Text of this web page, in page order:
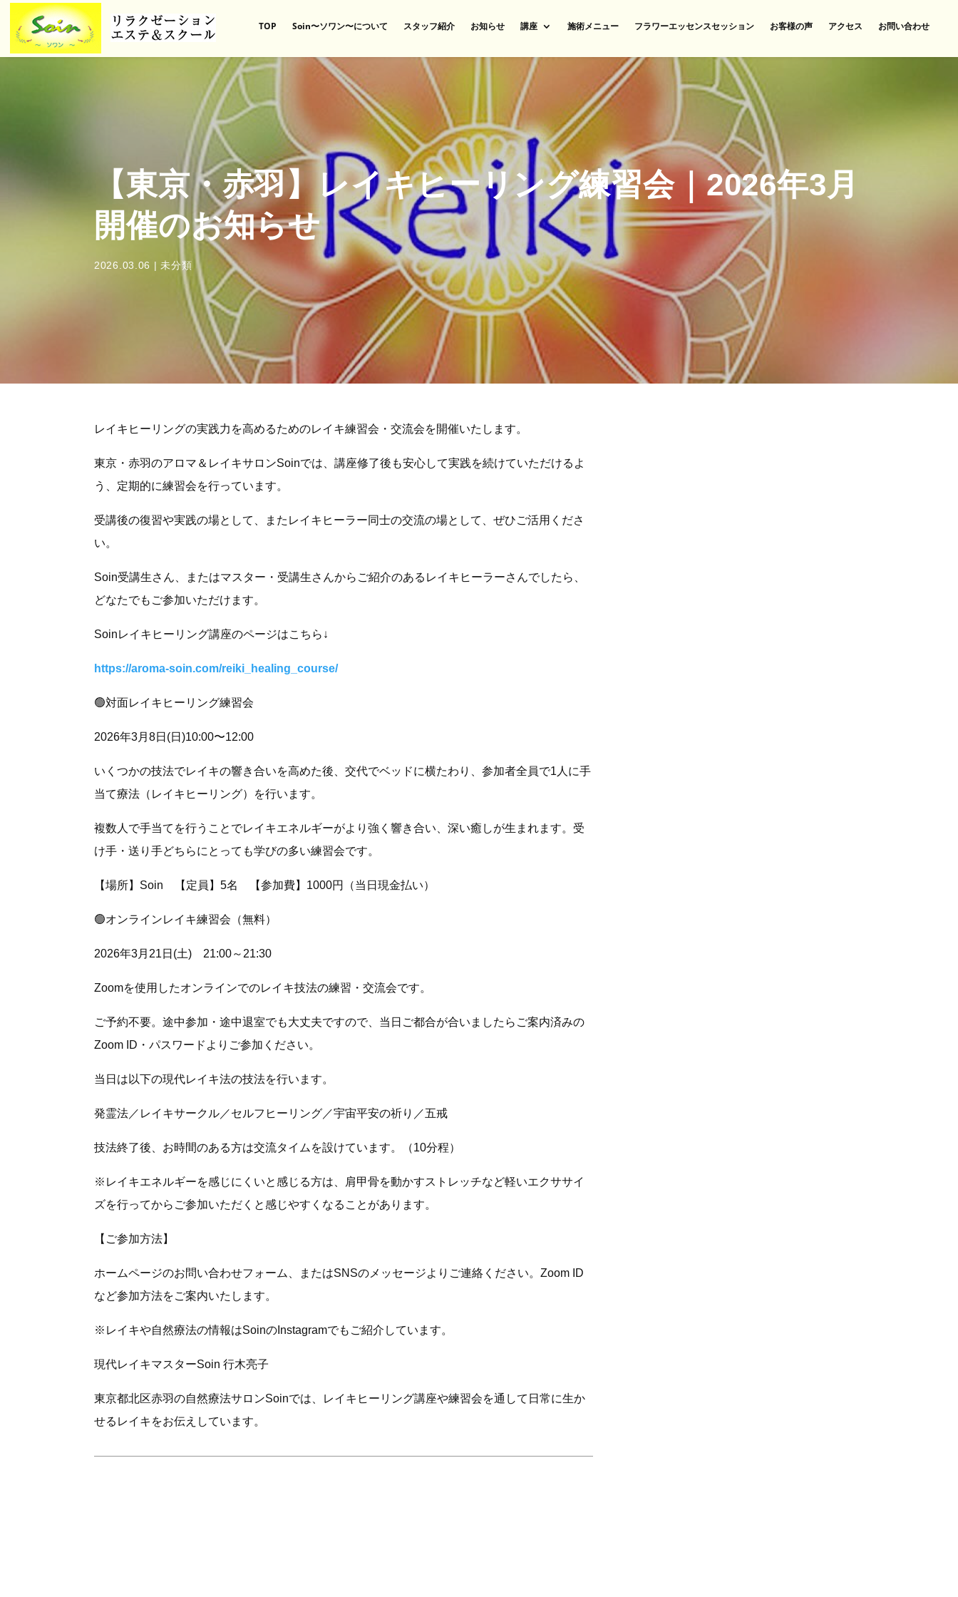
TOP Soin〜ソワン〜について スタッフ紹介 お知らせ 講座 施術メニュー フラワーエッセンスセッション お客様の声 アクセス お問い合わせ
【東京・赤羽】レイキヒーリング練習会｜2026年3月
開催のお知らせ
2026.03.06 |未分類
レイキヒーリングの実践力を高めるためのレイキ練習会・交流会を開催いたします。
東京・赤羽のアロマ＆レイキサロンSoinでは、講座修了後も安心して実践を続けていただけるよ
う、定期的に練習会を行っています。
受講後の復習や実践の場として、またレイキヒーラー同士の交流の場として、ぜひご活用くださ
い。
Soin受講生さん、またはマスター・受講生さんからご紹介のあるレイキヒーラーさんでしたら、
どなたでもご参加いただけます。
Soinレイキヒーリング講座のページはこちら↓
https://aroma-soin.com/reiki_healing_course/
🟢対面レイキヒーリング練習会
2026年3月8日(日)10:00〜12:00
いくつかの技法でレイキの響き合いを高めた後、交代でベッドに横たわり、参加者全員で1人に手
当て療法（レイキヒーリング）を行います。
複数人で手当てを行うことでレイキエネルギーがより強く響き合い、深い癒しが生まれます。受
け手・送り手どちらにとっても学びの多い練習会です。
【場所】Soin 【定員】5名 【参加費】1000円（当日現金払い）
🟢オンラインレイキ練習会（無料）
2026年3月21日(土) 21:00～21:30
Zoomを使用したオンラインでのレイキ技法の練習・交流会です。
ご予約不要。途中参加・途中退室でも大丈夫ですので、当日ご都合が合いましたらご案内済みの
Zoom ID・パスワードよりご参加ください。
当日は以下の現代レイキ法の技法を行います。
発霊法／レイキサークル／セルフヒーリング／宇宙平安の祈り／五戒
技法終了後、お時間のある方は交流タイムを設けています。（10分程）
※レイキエネルギーを感じにくいと感じる方は、肩甲骨を動かすストレッチなど軽いエクササイ
ズを行ってからご参加いただくと感じやすくなることがあります。
【ご参加方法】
ホームページのお問い合わせフォーム、またはSNSのメッセージよりご連絡ください。Zoom ID
など参加方法をご案内いたします。
※レイキや自然療法の情報はSoinのInstagramでもご紹介しています。
現代レイキマスターSoin 行木亮子
東京都北区赤羽の自然療法サロンSoinでは、レイキヒーリング講座や練習会を通して日常に生か
せるレイキをお伝えしています。